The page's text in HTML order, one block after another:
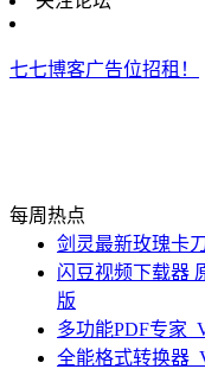
七七博客广告位招租！
每周热点
剑灵最新玫瑰卡
闪豆视频下载器
版
多功能PDF专家
全能格式转换器